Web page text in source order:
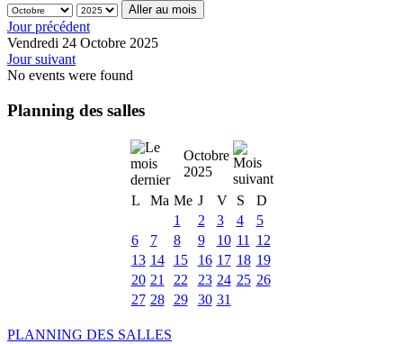
Aller au mois
Jour précédent
Vendredi 24 Octobre 2025
Jour suivant
No events were found
Planning des salles
Octobre
2025
L
Ma Me J V S
D
1
2 3 4
5
6
7 8 9 10 11
12
13 14 15 16 17 18 19
20 21 22 23 24 25 26
27 28 29 30 31
PLANNING DES SALLES